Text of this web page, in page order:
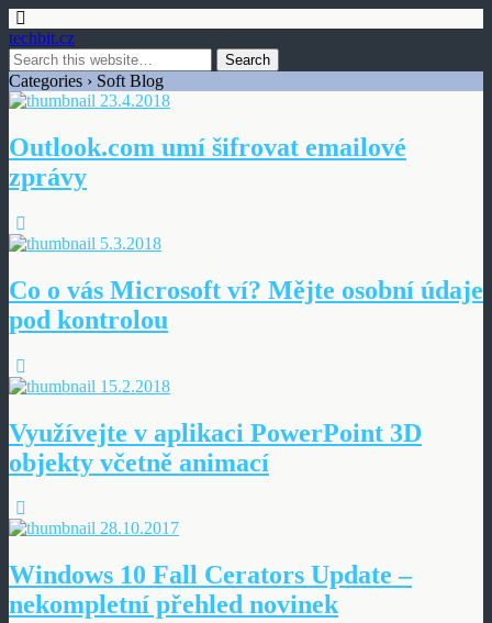
techbit.cz
Categories › Soft Blog
23.4.2018
Outlook.com umí šifrovat emailové
zprávy
5.3.2018
Co o vás Microsoft ví? Mějte osobní údaje
pod kontrolou
15.2.2018
Využívejte v aplikaci PowerPoint 3D
objekty včetně animací
28.10.2017
Windows 10 Fall Cerators Update –
nekompletní přehled novinek